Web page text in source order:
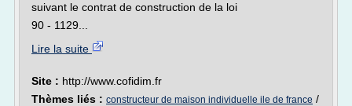
suivant le contrat de construction de la loi
90 - 1129...
Lire la suite
Site : http://www.cofidim.fr
Thèmes liés : constructeur de maison individuelle ile de france /